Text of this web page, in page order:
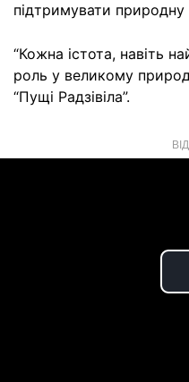
підтримувати природну
“Кожна істота, навіть
роль у великому
“Пущі Радзівіла”.